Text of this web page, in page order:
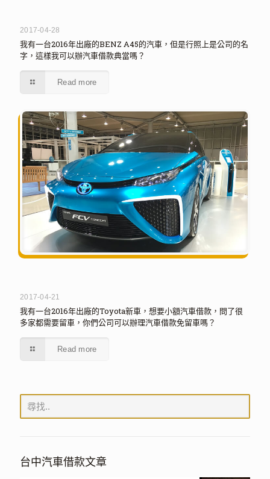
2017-04-28
我有一台2016年出廠的BENZ A45的汽車，但是行照上是公司的名
字，這樣我可以辦汽車借款典當嗎？
Read more
2017-04-21
我有一台2016年出廠的Toyota新車，想要小額汽車借款，問了很
多家都需要留車，你們公司可以辦理汽車借款免留車嗎？
Read more
台中汽車借款文章